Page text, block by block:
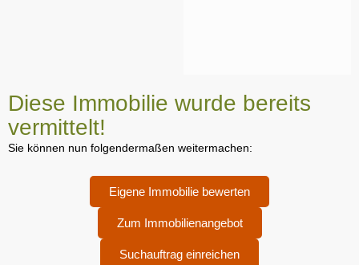
Diese Immobilie wurde bereits
vermittelt!
Sie können nun folgendermaßen weitermachen:
Eigene Immobilie bewerten
Zum Immobilienangebot
Suchauftrag einreichen